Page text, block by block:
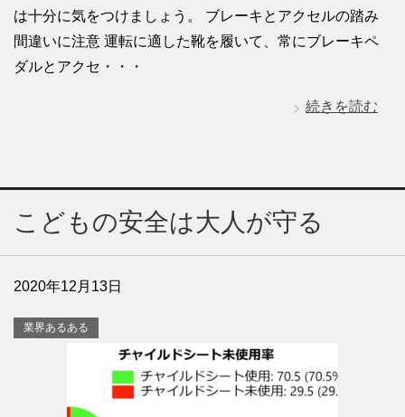
は十分に気をつけましょう。 ブレーキとアクセルの踏み
間違いに注意 運転に適した靴を履いて、常にブレーキペ
ダルとアクセ・・・
続きを読む
こどもの安全は大人が守る
2020年12月13日
業界あるある